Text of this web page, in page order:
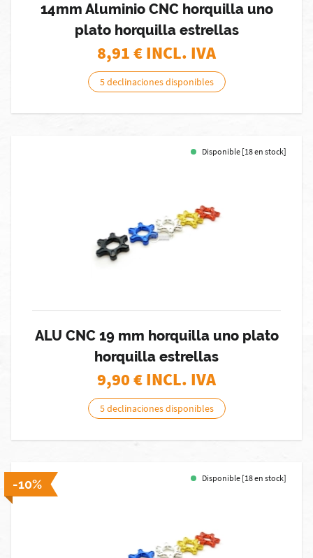
14mm Aluminio CNC horquilla uno
plato horquilla estrellas
8,91€ INCL. IVA
5 declinaciones disponibles
Disponible [18 en stock]
ALU CNC 19 mm horquilla uno plato
horquilla estrellas
9,90€ INCL. IVA
5 declinaciones disponibles
-10% Disponible [18 en stock]